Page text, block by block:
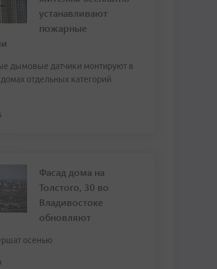
устанавливают
пожарные
дымовые датчики монтируют в
отдельных категорий
Фасад дома на
Толстого, 30 во
Владивостоке
обновляют
осенью